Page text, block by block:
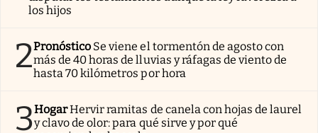
los hijos
2Pronóstico Se viene el tormentón de agosto con
más de 40 horas de lluvias y ráfagas de viento de
hasta 70 kilómetros por hora
3HogarHervir ramitas de canela con hojas de laurel
y clavo de olor: para qué sirve y por qué